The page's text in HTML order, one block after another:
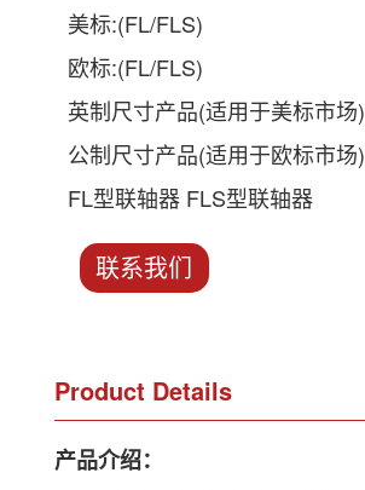
美标:(FL/FLS)
欧标:(FL/FLS)
英制尺寸产品(适用于美标市场)
公制尺寸产品(适用于欧标市场)
FL型联轴器 FLS型联轴器
联系我们
Product Details
产品介绍：